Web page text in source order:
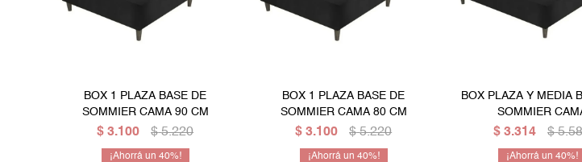
BOX 1 PLAZA BASE DE
SOMMIER CAMA 90 CM
$ 3.100 $ 5.220
40
BOX 1 PLAZA BASE DE
SOMMIER CAMA 80 CM
$ 3.100 $ 5.220
40
BOX PLAZA Y MEDIA
SOMMIER
$ 3.314 $
40